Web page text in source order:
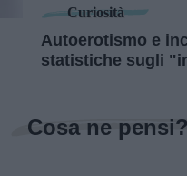
Curiosità
Autoerotismo e
statistiche sugli
Cosa ne pensi?